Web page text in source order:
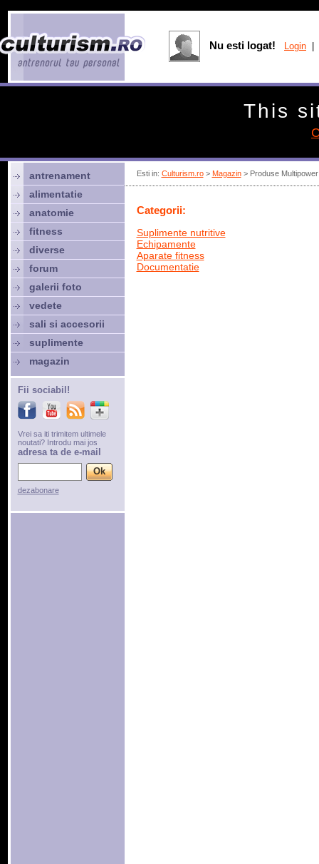
Esti in: Culturism.ro> Magazin> Produse Multipower
Categorii:
Suplimente nutritive
Echipamente
Aparate fitness
Documentatie
antrenament
alimentatie
anatomie
fitness
diverse
forum
galerii foto
vedete
sali si accesorii
suplimente
magazin
Fii sociabil!
Vrei sa iti trimitem ultimele
noutati? Introdu mai jos
adresa ta de e-mail
dezabonare
Nu esti logat! Login
This